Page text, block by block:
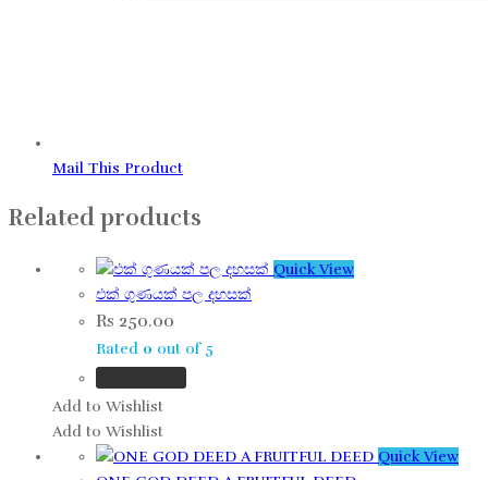
Mail This Product
Related products
Quick View
එක් ගුණයක් පල දහසක්
Rs 250.00
Rated 0 out of 5
Add to Wishlist
Add to Wishlist
Quick View